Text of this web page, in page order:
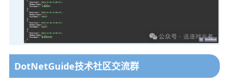
DotNetGuide技术社区交流群